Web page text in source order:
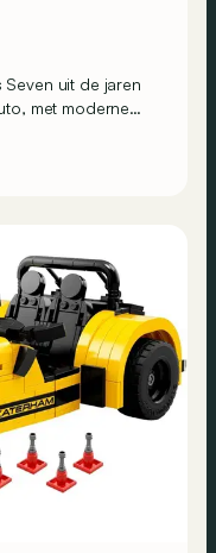
Seven uit de jaren
met moderne